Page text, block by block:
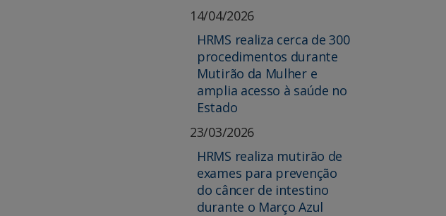
14/04/2026
HRMS realiza cerca de 300
procedimentos durante
Mutirão da Mulher e
amplia acesso à saúde no
Estado
23/03/2026
HRMS realiza mutirão de
exames para prevenção
do câncer de intestino
durante o Março Azul